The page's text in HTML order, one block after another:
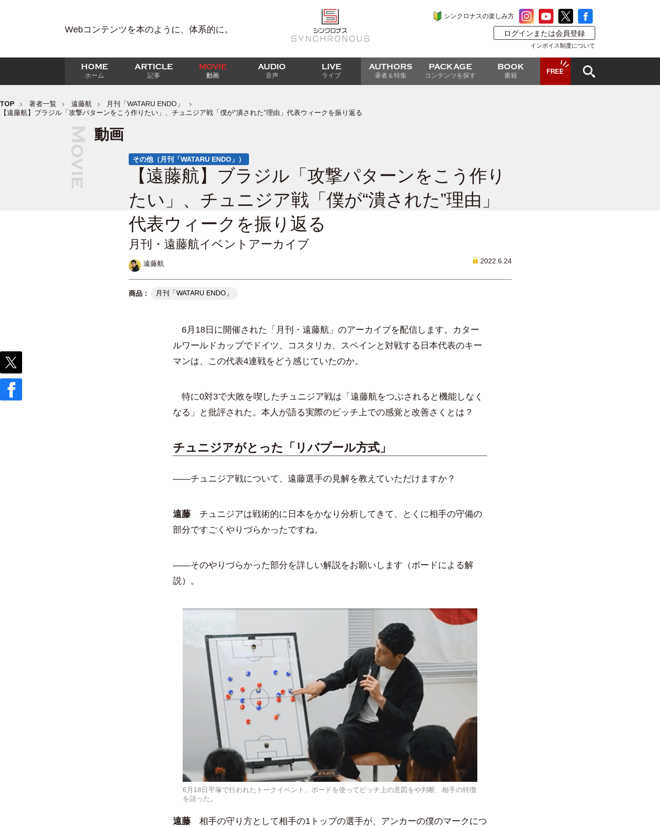
Webコンテンツを本のように、体系的に。
シンクロナスの楽しみ方
ログインまたは会員登録
インボイス制度について
HOME
ホーム
ARTICLE
記事
MOVIE
動画
AUDIO
音声
LIVE
ライブ
AUTHORS
著者＆特集
PACKAGE
コンテンツを探す
BOOK
書籍
FREE
TOP 著者一覧 遠藤航
月刊「WATARU ENDO」
【遠藤航】ブラジル「攻撃パターンをこう作りたい」、チュニジア戦「僕が“潰された”理由」代表ウィークを振り返る
動画
その他（月刊「WATARU ENDO」）
【遠藤航】ブラジル「攻撃パターンをこう作り
たい」、チュニジア戦「僕が“潰された”理由」
代表ウィークを振り返る
月刊・遠藤航イベントアーカイブ
遠藤航 2022.6.24
月刊「WATARU ENDO」
6月18日に開催された「月刊・遠藤航」のアーカイブを配信します。カター
ルワールドカップでドイツ、コスタリカ、スペインと対戦する日本代表のキー
マンは、この代表4連戦をどう感じていたのか。
特に0対3で大敗を喫したチュニジア戦は「遠藤航をつぶされると機能しなく
なる」と批評された。本人が語る実際のピッチ上での感覚と改善さくとは？
チュニジアがとった「リバプール方式」
――チュニジア戦について、遠藤選手の見解を教えていただけますか？
遠藤 チュニジアは戦術的に日本をかなり分析してきて、とくに相手の守備の
部分ですごくやりづらかったですね。
――そのやりづらかった部分を詳しい解説をお願いします（ボードによる解
説）。
6月18日平塚で行われたトークイベント。ボードを使ってピッチ上の意図をや判断、相手の特徴
を語った。
遠藤 相手の守り方として相手の1トップの選手が、アンカーの僕のマークにつ